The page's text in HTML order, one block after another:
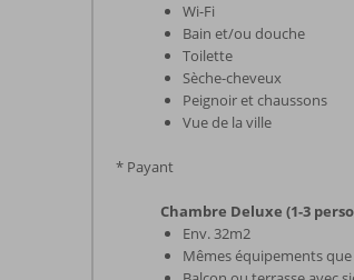
Wi-Fi
Bain et/ou douche
Toilette
Sèche-cheveux
Peignoir et chaussons
Vue de la ville
* Payant
Chambre Deluxe (1-3
Env. 32m2
Mêmes équipements